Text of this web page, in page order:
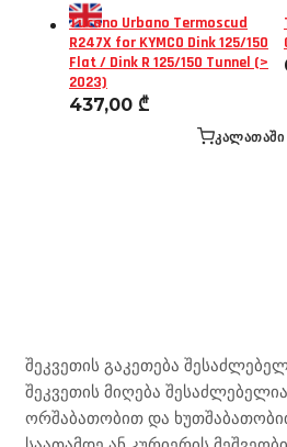
Tucano Urbano Termoscud
R247X for KYMCO Dink 125/150
Flat / Dink R 125/150 Tunnel (>
2023)
437,00 ₾
ᲙᲐᲚᲐᲗᲐᲨᲘ
შეკვეთის გაკეთება
შეკვეთის მიღება
ორშაბათობით და